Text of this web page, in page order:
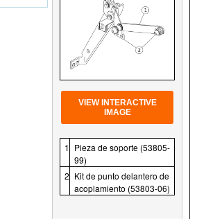
VIEW INTERACTIVE
IMAGE
1 Pieza de soporte (53805-
99)
2 Kit de punto delantero de
acoplamiento (53803- 06)